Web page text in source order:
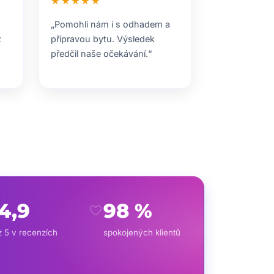
„Pomohli nám i s odhadem a
přípravou bytu. Výsledek
předčil naše očekávání.“
5 v recenzích
favorite98 %
spokojených klientů